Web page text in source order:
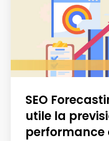
SEO
utile la
performance